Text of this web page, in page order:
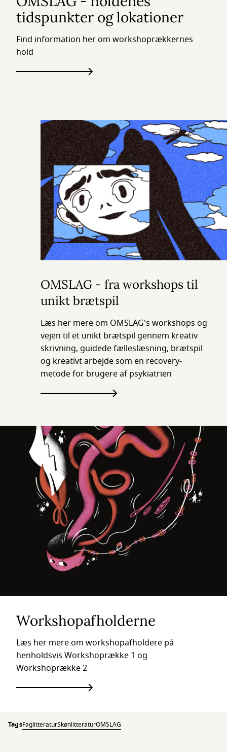
tidspunkter og lokationer
Find information her om workshoprækkernes
hold
OMSLAG - fra workshops til
unikt brætspil
Læs her mere om OMSLAG's workshops og
vejen til et unikt brætspil gennem kreativ
skrivning, guidede fælleslæsning, brætspil
og kreativt arbejde som en recovery-
metode for brugere af psykiatrien
Workshopafholderne
Læs her mere om workshopafholdere på
henholdsvis Workshoprække 1 og
Workshoprække 2
TagsFaglitteraturSkønlitteraturOMSLAG